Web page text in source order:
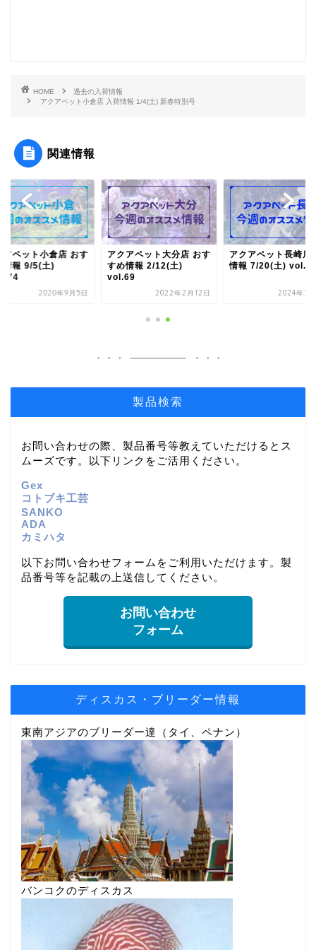
HOME
過去の入荷情報
アクアペット小倉店 入荷情報 1/4(土) 新春特別号
関連情報
アペット小倉店 おす
情報 9/5(土)
2020年9月5日
アクアペット大分店 おす
すめ情報 2/12(土)
vol.69
2022年2月12日
アクアペット長崎店
情報 7/20(土)
2024年7
製品検索
お問い合わせの際、製品番号等教えていただけるとス
ムーズです。以下リンクをご活用ください。
Gex
コトブキ工芸
SANKO
ADA
カミハタ
以下お問い合わせフォームをご利用いただけます。製
品番号等を記載の上送信してください。
お問い合わせ
フォーム
ディスカス・ブリーダー情報
東南アジアのブリーダー達（タイ、ペナン）
バンコクのディスカス